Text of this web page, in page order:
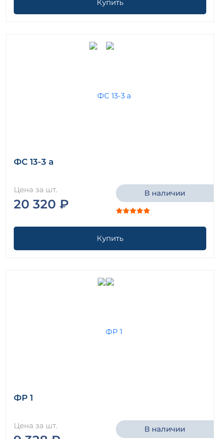
Купить
ФС 13-3 а
Цена за шт.
20 320 ₽
В наличии
Купить
ФР 1
Цена за шт. В наличии